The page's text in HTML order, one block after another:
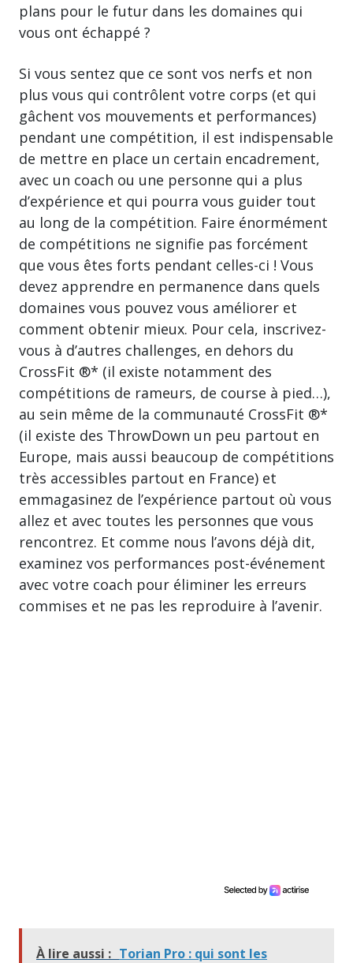
plans pour le futur dans les domaines qui
vous ont échappé ?
Si vous sentez que ce sont vos nerfs et non
plus vous qui contrôlent votre corps (et qui
gâchent vos mouvements et performances)
pendant une compétition, il est indispensable
de mettre en place un certain encadrement,
avec un coach ou une personne qui a plus
d’expérience et qui pourra vous guider tout
au long de la compétition. Faire énormément
de compétitions ne signifie pas forcément
que vous êtes forts pendant celles-ci ! Vous
devez apprendre en permanence dans quels
domaines vous pouvez vous améliorer et
comment obtenir mieux. Pour cela, inscrivez-
vous à d’autres challenges, en dehors du
CrossFit ®* (il existe notamment des
compétitions de rameurs, de course à pied…),
au sein même de la communauté CrossFit ®*
(il existe des ThrowDown un peu partout en
Europe, mais aussi beaucoup de compétitions
très accessibles partout en France) et
emmagasinez de l’expérience partout où vous
allez et avec toutes les personnes que vous
rencontrez. Et comme nous l’avons déjà dit,
examinez vos performances post-événement
avec votre coach pour éliminer les erreurs
commises et ne pas les reproduire à l’avenir.
À lire aussi : Torian Pro : qui sont les